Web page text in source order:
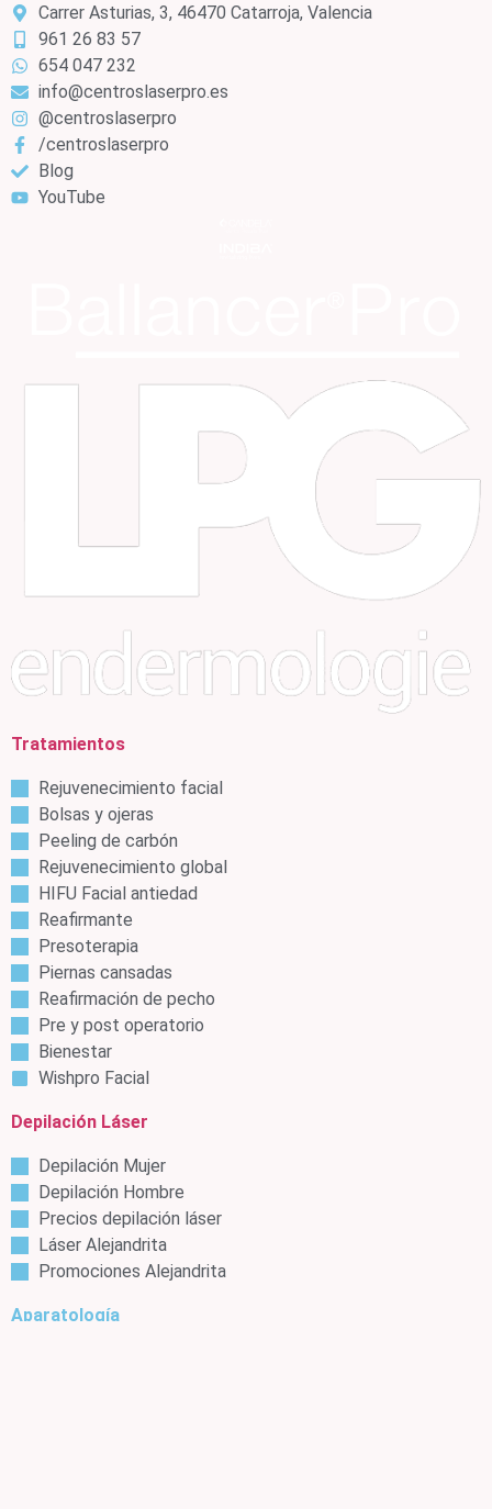
Carrer Asturias, 3, 46470 Catarroja, Valencia
961 26 83 57
654 047 232
info@centroslaserpro.es
@centroslaserpro
/centroslaserpro
Blog
YouTube
Tratamientos
Rejuvenecimiento facial
Bolsas y ojeras
Peeling de carbón
Rejuvenecimiento global
HIFU Facial antiedad
Reafirmante
Presoterapia
Piernas cansadas
Reafirmación de pecho
Pre y post operatorio
Bienestar
Wishpro Facial
Depilación Láser
Depilación Mujer
Depilación Hombre
Precios depilación láser
Láser Alejandrita
Promociones Alejandrita
Aparatología